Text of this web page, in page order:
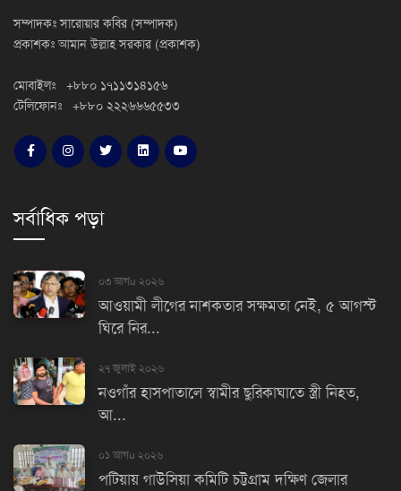
সম্পাদকঃ সারোয়ার কবির (সম্পাদক)
প্রকাশকঃ আমান উল্লাহ সরকার (প্রকাশক)
মোবাইলঃ +৮৮০ ১৭১১৩১৪১৫৬
টেলিফোনঃ +৮৮০ ২২২৬৬৬৫৫৩৩
সর্বাধিক পড়া
০৩ আগu ২০২৬
আওয়ামী লীগের নাশকতার সক্ষমতা নেই, ৫ আগস্ট
ঘিরে নির...
২৭ জুলাই ২০২৬
নওগাঁর হাসপাতালে স্বামীর ছুরিকাঘাতে স্ত্রী নিহত,
আ...
০১ আগu ২০২৬
পটিয়ায় গাউসিয়া কমিটি চট্টগ্রাম দক্ষিণ জেলার